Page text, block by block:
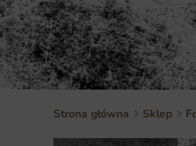
Strona główna Sklep